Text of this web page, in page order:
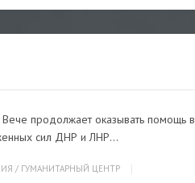
продолжает оказывать помощь в
сил ДНР и ЛНР...
/ ГУМАНИТАРНЫЙ ЦЕНТР